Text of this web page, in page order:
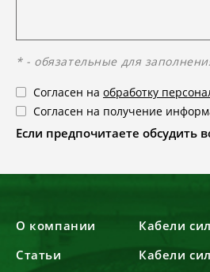
* - обязательные для
Согласен на обработку
Согласен на получение
Если предпочитаете обсудить
О компании
Статьи
Кабели
Кабели